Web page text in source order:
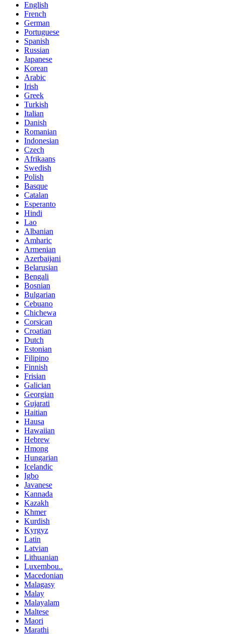
English
French
German
Portuguese
Spanish
Russian
Japanese
Korean
Arabic
Irish
Greek
Turkish
Italian
Danish
Romanian
Indonesian
Czech
Afrikaans
Swedish
Polish
Basque
Catalan
Esperanto
Hindi
Lao
Albanian
Amharic
Armenian
Azerbaijani
Belarusian
Bengali
Bosnian
Bulgarian
Cebuano
Chichewa
Corsican
Croatian
Dutch
Estonian
Filipino
Finnish
Frisian
Galician
Georgian
Gujarati
Haitian
Hausa
Hawaiian
Hebrew
Hmong
Hungarian
Icelandic
Igbo
Javanese
Kannada
Kazakh
Khmer
Kurdish
Kyrgyz
Latin
Latvian
Lithuanian
Luxembou..
Macedonian
Malagasy
Malay
Malayalam
Maltese
Maori
Marathi